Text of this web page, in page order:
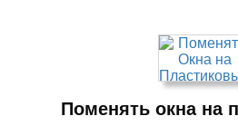
Поменять окна на